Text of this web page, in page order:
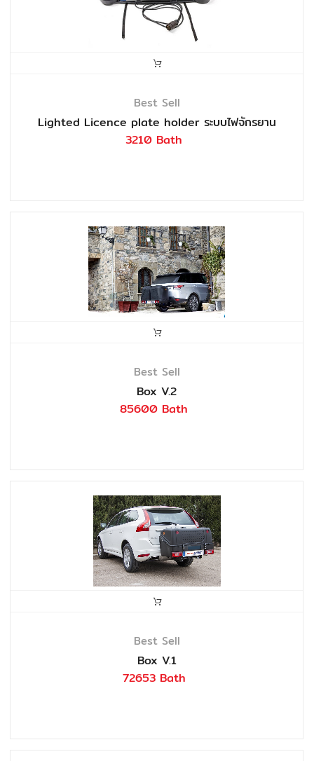
Best Sell
Lighted Licence plate holder ระบบไฟจักรยาน
3210 Bath
Best Sell
Box V.2
85600 Bath
Best Sell
Box V.1
72653 Bath